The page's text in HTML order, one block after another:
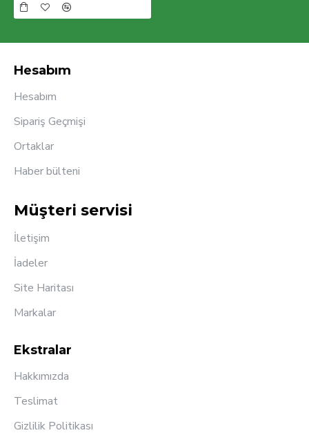
Hesabım
Hesabım
Sipariş Geçmişi
Ortaklar
Haber bülteni
Müşteri servisi
İletişim
İadeler
Site Haritası
Markalar
Ekstralar
Hakkımızda
Teslimat
Gizlilik Politikası